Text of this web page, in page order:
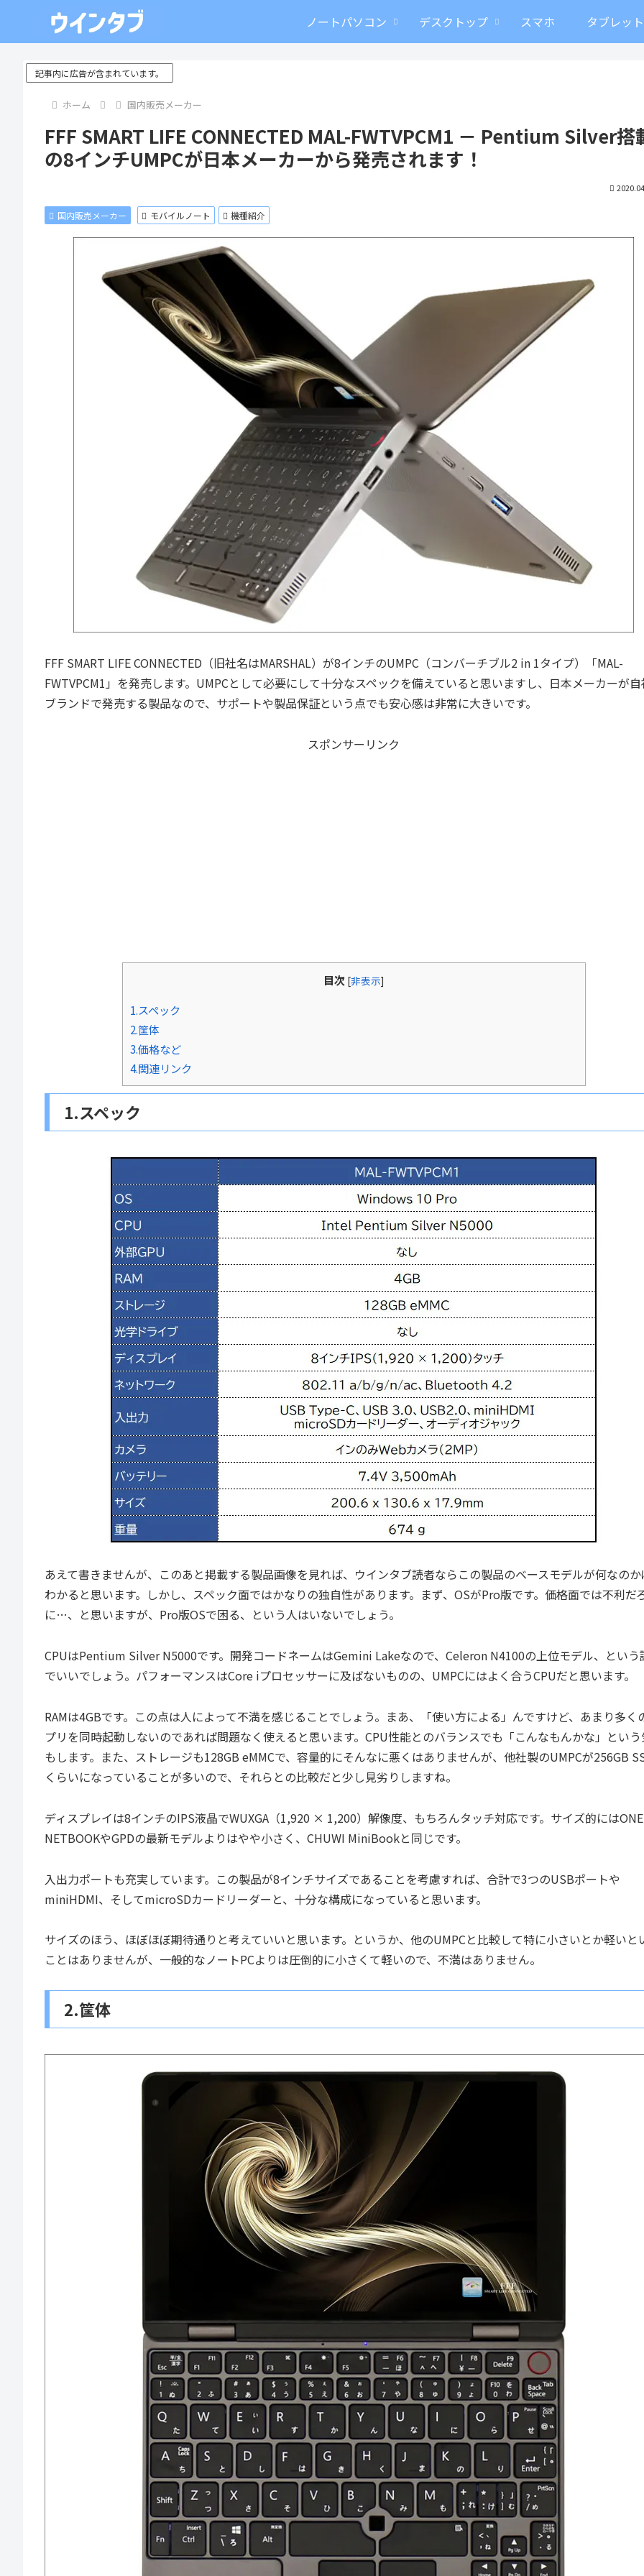
ノートパソコン デスクトップ スマホ タブレット
記事内に広告が含まれています。
ホーム 国内販売メーカー
FFF SMART LIFE CONNECTED MAL-FWTVPCM1 － Pentium Silver搭
の8インチUMPCが日本メーカーから発売されます！
国内販売メーカー モバイルノート 機種紹介
FFF SMART LIFE CONNECTED（旧社名はMARSHAL）が8インチのUMPC（コンバーチブル2 in 1タイプ）「MAL-
FWTVPCM1」を発売します。UMPCとして必要にして十分なスペックを備えていると思いますし、日本メーカーが
ブランドで発売する製品なので、サポートや製品保証という点でも安心感は非常に大きいです。
スポンサーリンク
目次 [非表示]
1.スペック
2.筐体
3.価格など
4.関連リンク
1.スペック
あえて書きませんが、このあと掲載する製品画像を見れば、ウインタブ読者ならこの製品のベースモデルが何なのか
わかると思います。しかし、スペック面ではかなりの独自性があります。まず、OSがPro版です。価格面では不利だ
に…、と思いますが、Pro版OSで困る、という人はいないでしょう。
CPUはPentium Silver N5000です。開発コードネームはGemini Lakeなので、Celeron N4100の上位モデル、という
でいいでしょう。パフォーマンスはCore iプロセッサーに及ばないものの、UMPCにはよく合うCPUだと思います。
RAMは4GBです。この点は人によって不満を感じることでしょう。まあ、「使い方による」んですけど、あまり多く
プリを同時起動しないのであれば問題なく使えると思います。CPU性能とのバランスでも「こんなもんかな」とい
もします。また、ストレージも128GB eMMCで、容量的にそんなに悪くはありませんが、他社製のUMPCが256GB
くらいになっていることが多いので、それらとの比較だと少し見劣りしますね。
ディスプレイは8インチのIPS液晶でWUXGA（1,920 × 1,200）解像度、もちろんタッチ対応です。サイズ的には
NETBOOKやGPDの最新モデルよりはやや小さく、CHUWI MiniBookと同じです。
入出力ポートも充実しています。この製品が8インチサイズであることを考慮すれば、合計で3つのUSBポートや
miniHDMI、そしてmicroSDカードリーダーと、十分な構成になっていると思います。
サイズのほう、ほぼほぼ期待通りと考えていいと思います。というか、他のUMPCと比較して特に小さいとか軽いと
ことはありませんが、一般的なノートPCよりは圧倒的に小さくて軽いので、不満はありません。
2.筐体